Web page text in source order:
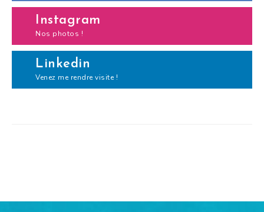
Instagram
Nos photos !
Linkedin
Venez me rendre visite !